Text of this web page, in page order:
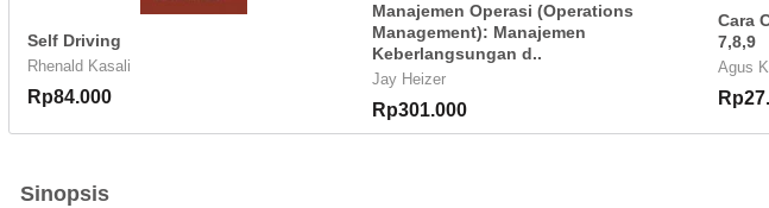
Self Driving
Rhenald Kasali
Rp84.000
Manajemen Operasi (Operations
Management): Manajemen
Keberlangsungan d..
Jay Heizer
Rp301.000
Cara
7,8,9
Agus
Sinopsis